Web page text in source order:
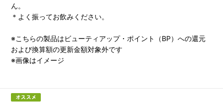
ん。
＊よく振ってお飲みください。
※こちらの製品はビューティアップ・ポイント（BP）への還元
および換算額の更新金額対象外です
※画像はイメージ